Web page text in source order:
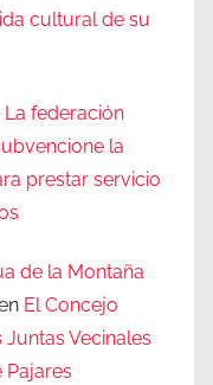
cultural de su
La federación
la
prestar servicio
de la Montaña
El Concejo
Vecinales